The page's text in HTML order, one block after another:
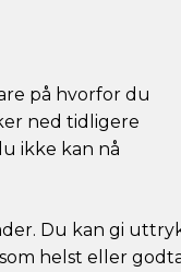
på hvorfor du
ned tidligere
ikke kan nå
Du kan gi
helst eller